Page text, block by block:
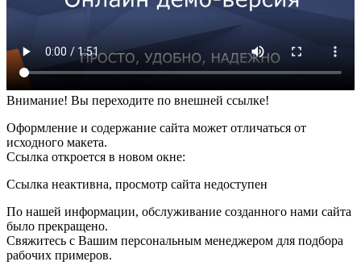
Внимание! Вы переходите по внешней ссылке!
Оформление и содержание сайта может отличаться от
исходного макета.
Ссылка откроется в новом окне:
Ссылка неактивна, просмотр сайта недоступен
По нашей информации, обслуживание созданного нами сайта
было прекращено.
Свяжитесь с Вашим персональным менеджером для подбора
рабочих примеров.